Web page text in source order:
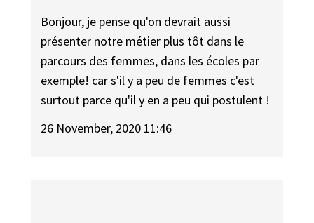
Bonjour, je pense qu'on devrait aussi
présenter notre métier plus tôt dans le
parcours des femmes, dans les écoles par
exemple! car s'il y a peu de femmes c'est
surtout parce qu'il y en a peu qui postulent !
26 November, 2020 11:46